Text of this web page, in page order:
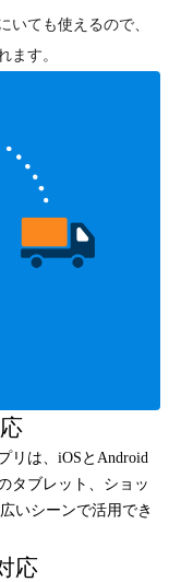
いても使えるので、
ます。
リは、iOSとAndroid
タブレット、ショッ
いシーンで活用でき
応